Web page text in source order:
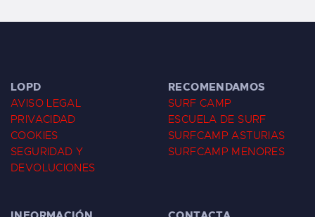
LOPD
AVISO LEGAL
PRIVACIDAD
COOKIES
SEGURIDAD Y
DEVOLUCIONES
RECOMENDAMOS
SURF CAMP
ESCUELA DE SURF
SURFCAMP ASTURIAS
SURFCAMP MENORES